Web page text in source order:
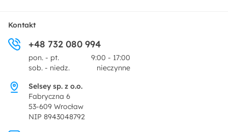
Dekoracje i akcesoria
Promocje
Zwroty
Pytania i odpowiedzi
O nas
Centrum prasowe
Regulamin
Kontakt
+48 732 080 994
pon. - pt.
9:00 - 17:00
sob. - niedz.
nieczynne
Selsey sp. z o.o.
Fabryczna 6
53-609 Wrocław
NIP 8943048792